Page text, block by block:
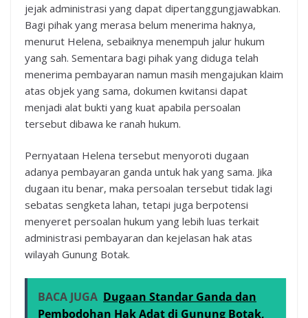
jejak administrasi yang dapat dipertanggungjawabkan.
Bagi pihak yang merasa belum menerima haknya,
menurut Helena, sebaiknya menempuh jalur hukum
yang sah. Sementara bagi pihak yang diduga telah
menerima pembayaran namun masih mengajukan klaim
atas objek yang sama, dokumen kwitansi dapat
menjadi alat bukti yang kuat apabila persoalan
tersebut dibawa ke ranah hukum.
Pernyataan Helena tersebut menyoroti dugaan
adanya pembayaran ganda untuk hak yang sama. Jika
dugaan itu benar, maka persoalan tersebut tidak lagi
sebatas sengketa lahan, tetapi juga berpotensi
menyeret persoalan hukum yang lebih luas terkait
administrasi pembayaran dan kejelasan hak atas
wilayah Gunung Botak.
BACA JUGA Dugaan Standar Ganda dan
Pembodohan Hak Adat di Gunung Botak,